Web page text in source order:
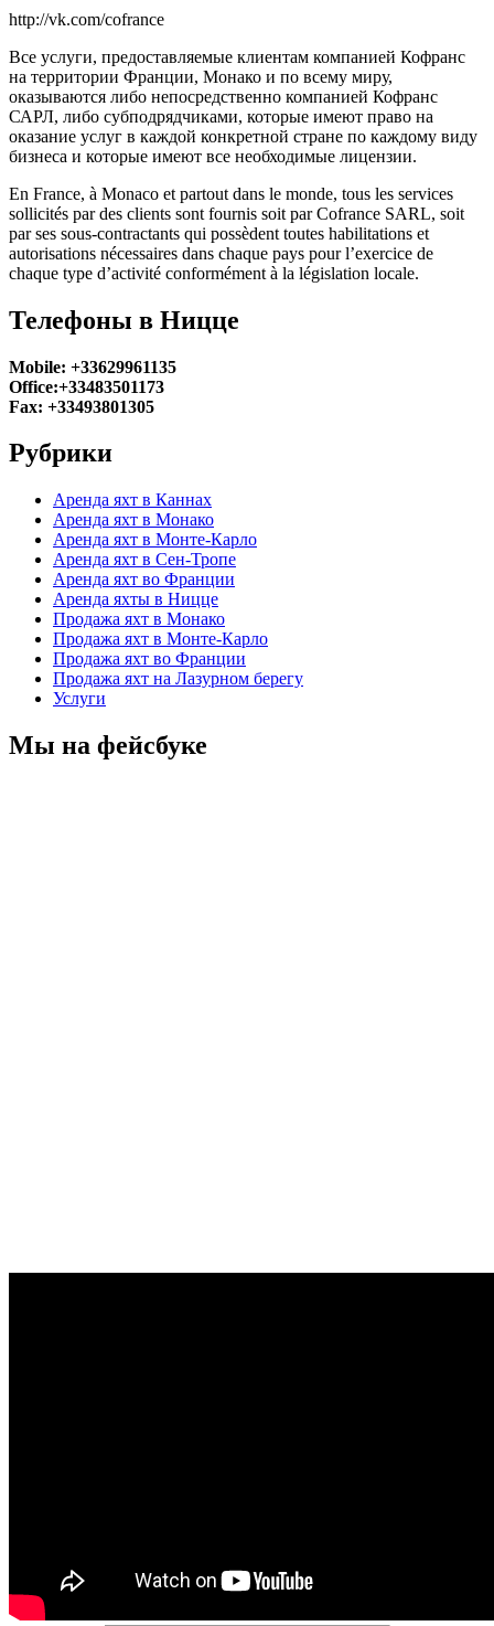
http://vk.com/cofrance
Все услуги, предоставляемые клиентам компанией Кофранс
на территории Франции, Монако и по всему миру,
оказываются либо непосредственно компанией Кофранс
САРЛ, либо субподрядчиками, которые имеют право на
оказание услуг в каждой конкретной стране по каждому виду
бизнеса и которые имеют все необходимые лицензии.
En France, à Monaco et partout dans le monde, tous les services
sollicités par des clients sont fournis soit par Cofrance SARL, soit
par ses sous-contractants qui possèdent toutes habilitations et
autorisations nécessaires dans chaque pays pour l’exercice de
chaque type d’activité conformément à la législation locale.
Телефоны в Ницце
Mobile: +33629961135
Office:+33483501173
Fax: +33493801305
Рубрики
Аренда яхт в Каннах
Аренда яхт в Монако
Аренда яхт в Монте-Карло
Аренда яхт в Сен-Тропе
Аренда яхт во Франции
Аренда яхты в Ницце
Продажа яхт в Монако
Продажа яхт в Монте-Карло
Продажа яхт во Франции
Продажа яхт на Лазурном берегу
Услуги
Мы на фейсбуке